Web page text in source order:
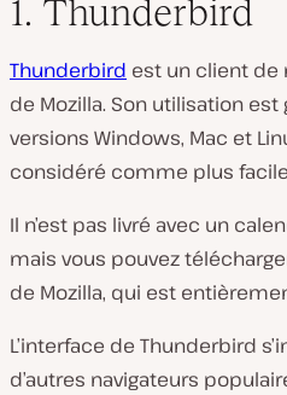
1. Thunderbird
Thunderbird est un client de
de Mozilla. Son utilisation
versions Windows, Mac et
considéré comme plus facile
Il n’est pas livré avec un
mais vous pouvez
de Mozilla, qui est
L’interface de Thunderbird
d’autres navigateurs